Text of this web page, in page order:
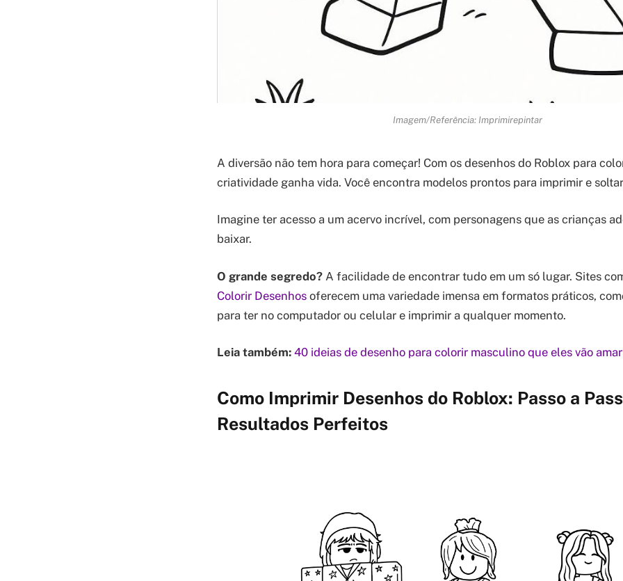
Imagem/Referência: Imprimirepintar
A diversão não tem hora para começar! Com os desenhos do Roblox para
criatividade ganha vida. Você encontra modelos prontos para imprimir e
Imagine ter acesso a um acervo incrível, com personagens que as crianças
baixar.
O grande segredo? A facilidade de encontrar tudo em um só lugar. Sites
Colorir Desenhos oferecem uma variedade imensa em formatos práticos,
para ter no computador ou celular e imprimir a qualquer momento.
Leia também: 40 ideias de desenho para colorir masculino que eles vão amar
Como Imprimir Desenhos do Roblox: Passo a
Resultados Perfeitos